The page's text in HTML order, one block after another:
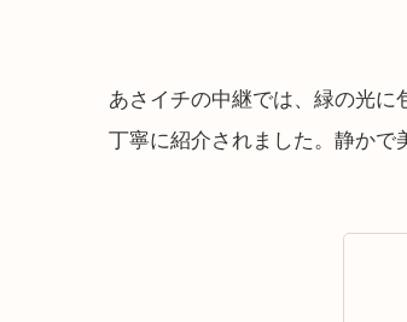
あさイチの中継では、緑の光
丁寧に紹介されました。静か